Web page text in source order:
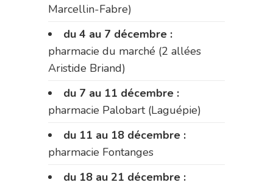
Marcellin-Fabre)
du 4 au 7 décembre :
pharmacie du marché (2 allées
Aristide Briand)
du 7 au 11 décembre :
pharmacie Palobart (Laguépie)
du 11 au 18 décembre :
pharmacie Fontanges
du 18 au 21 décembre :